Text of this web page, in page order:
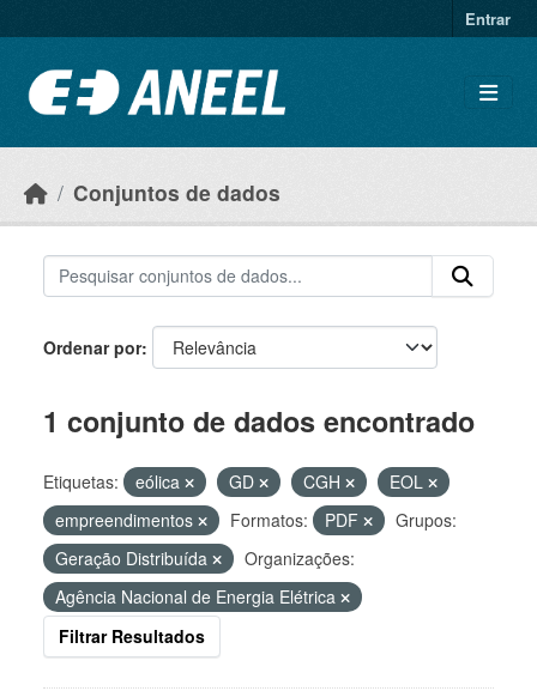
Entrar
Conjuntos de dados
Ordenar por
1 conjunto de dados encontrado
Etiquetas: eólica GD CGH
EOL
empreendimentos
Formatos: PDF
Grupos:
Geração Distribuída
Organizações:
Agência Nacional de Energia Elétrica
Filtrar Resultados